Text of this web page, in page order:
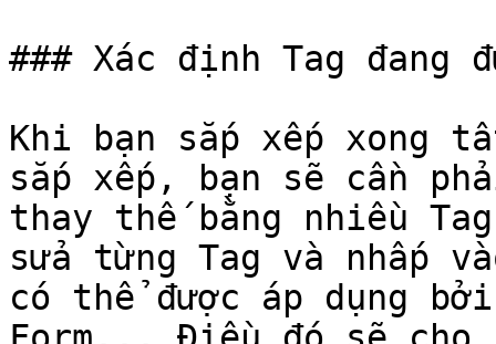
### Xác định Tag đang
Khi bạn sắp xếp xong
sắp xếp, bạn sẽ cần
thay thế bằng nhiều
sửa từng Tag và nhấp
có thể được áp dụng